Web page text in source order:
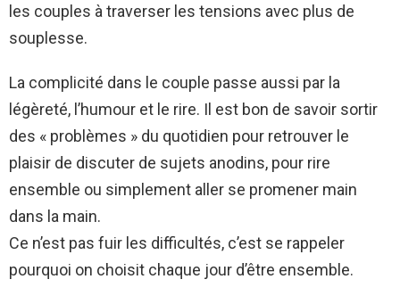
les couples à traverser les tensions avec plus de
souplesse.
La complicité dans le couple passe aussi par la
légèreté, l’humour et le rire. Il est bon de savoir sortir
des « problèmes » du quotidien pour retrouver le
plaisir de discuter de sujets anodins, pour rire
ensemble ou simplement aller se promener main
dans la main.
Ce n’est pas fuir les difficultés, c’est se rappeler
pourquoi on choisit chaque jour d’être ensemble.